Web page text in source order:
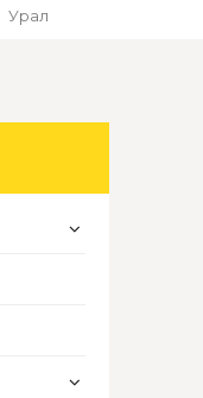
Урал